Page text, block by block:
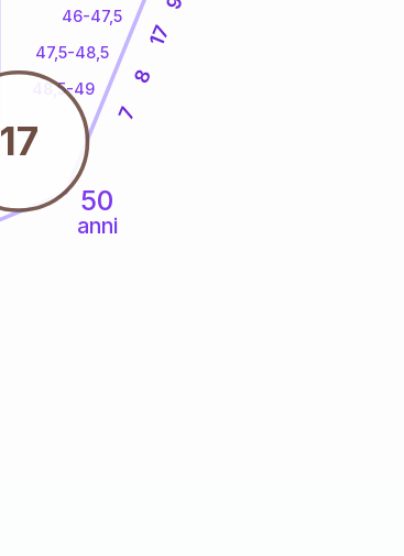
50
anni
46-47,5
47,5-48,5
48,5-49
17
8
7
17